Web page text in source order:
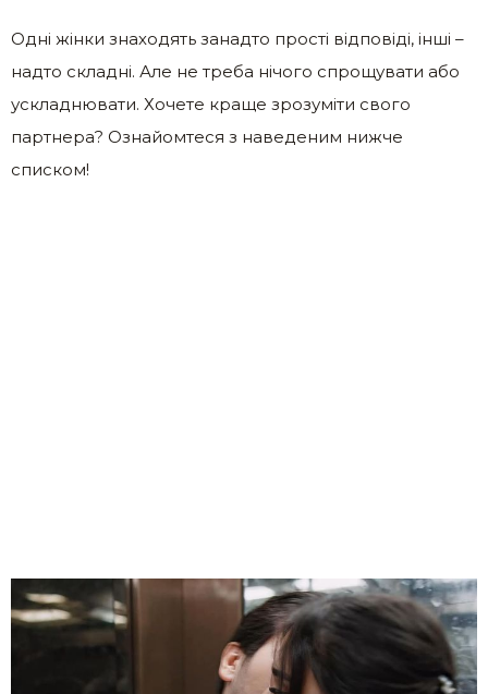
Одні жінки знаходять занадто прості відповіді, інші –
надто складні. Але не треба нічого спрощувати або
ускладнювати. Хочете краще зрозуміти свого
партнера? Ознайомтеся з наведеним нижче
списком!